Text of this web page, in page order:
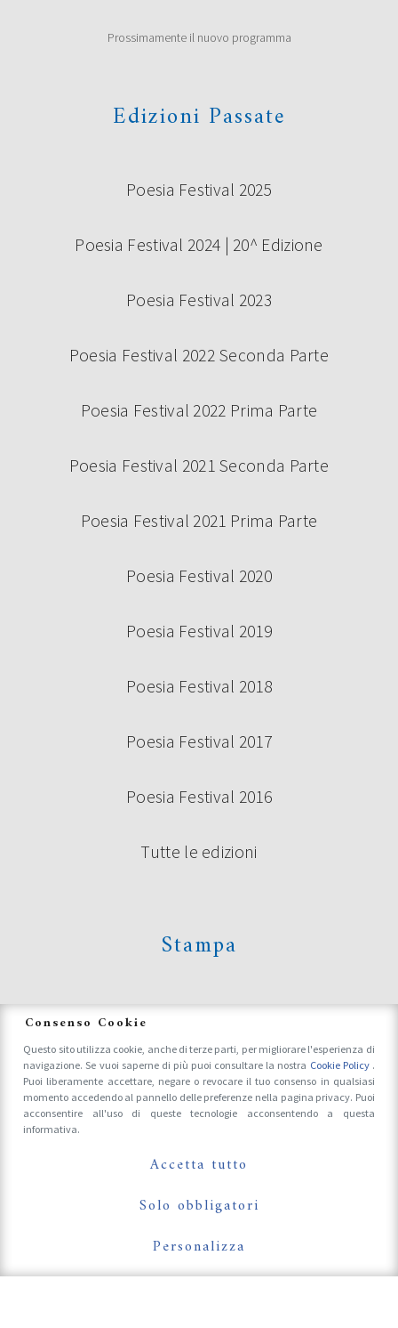
Prossimamente il nuovo programma
Edizioni Passate
Poesia Festival 2025
Poesia Festival 2024 | 20^ Edizione
Poesia Festival 2023
Poesia Festival 2022 Seconda Parte
Poesia Festival 2022 Prima Parte
Poesia Festival 2021 Seconda Parte
Poesia Festival 2021 Prima Parte
Poesia Festival 2020
Poesia Festival 2019
Poesia Festival 2018
Poesia Festival 2017
Poesia Festival 2016
Tutte le edizioni
Stampa
Accrediti Stampa e Fotografi
Follow Us On
Consenso Cookie
Questo sito utilizza cookie, anche di terze parti, per migliorare l'esperienza di
navigazione. Se vuoi saperne di più puoi consultare la nostra Cookie Policy .
Puoi liberamente accettare, negare o revocare il tuo consenso in qualsiasi
momento accedendo al pannello delle preferenze nella pagina privacy. Puoi
acconsentire all'uso di queste tecnologie acconsentendo a questa
informativa.
Accetta tutto
Solo obbligatori
Personalizza